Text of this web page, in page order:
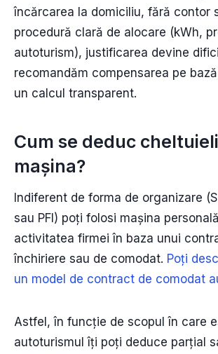
încărcarea la domiciliu, fără contor
procedură clară de alocare (kWh,
autoturism), justificarea devine
recomandăm compensarea pe
un calcul transparent.
Cum se deduc
mașina?
Indiferent de forma de organizare
sau PFI) poți folosi mașina
activitatea firmei în baza unui
închiriere sau de comodat. Poți
un model de contract de comodat
Astfel, în funcție de scopul în care
autoturismul îți poți deduce parțial